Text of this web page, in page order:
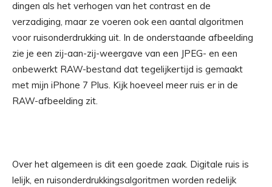
dingen als het verhogen van het contrast en de
verzadiging, maar ze voeren ook een aantal algoritmen
voor ruisonderdrukking uit. In de onderstaande afbeelding
zie je een zij-aan-zij-weergave van een JPEG- en een
onbewerkt RAW-bestand dat tegelijkertijd is gemaakt
met mijn iPhone 7 Plus. Kijk hoeveel meer ruis er in de
RAW-afbeelding zit.
Over het algemeen is dit een goede zaak. Digitale ruis is
lelijk, en ruisonderdrukkingsalgoritmen worden redelijk